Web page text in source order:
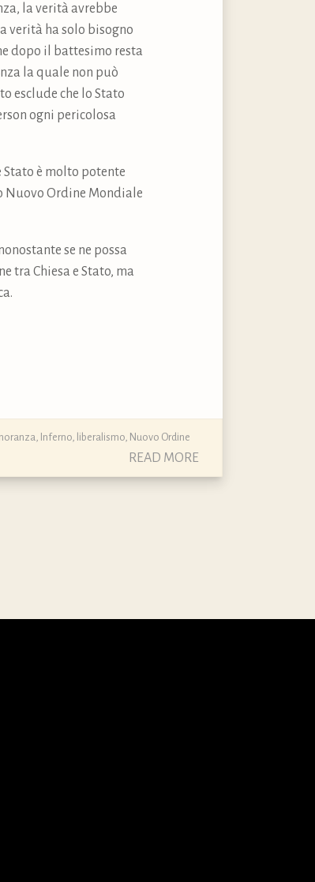
la verità avrebbe
verità ha solo bisogno
dopo il battesimo resta
la quale non può
esclude che lo Stato
ogni pericolosa
Stato è molto potente
Nuovo Ordine Mondiale
se ne possa
tra Chiesa e Stato, ma
Inferno liberalismo Nuovo Ordine
READ MORE